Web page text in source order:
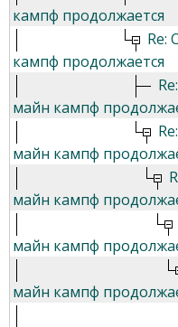
кампф продолжается
Re:
кампф продолжается
майн кампф
майн кампф
майн кампф
майн кампф
майн кампф